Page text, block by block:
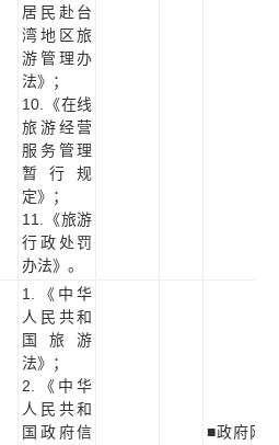
居民赴台
湾地区旅
游管理办
法》；
10.《在线
旅游经营
服务管理
暂行规
定》；
11.《旅游
行政处罚
办法》。
1.《中华
人民共和
国旅游
法》；
2.《中华
人民共和
国政府信
■政府网